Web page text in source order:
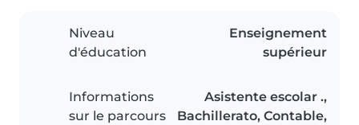
Niveau
d'éducation
Enseignement
supérieur
Informations
sur le parcours
Asistente escolar .,
Bachillerato, Contable,